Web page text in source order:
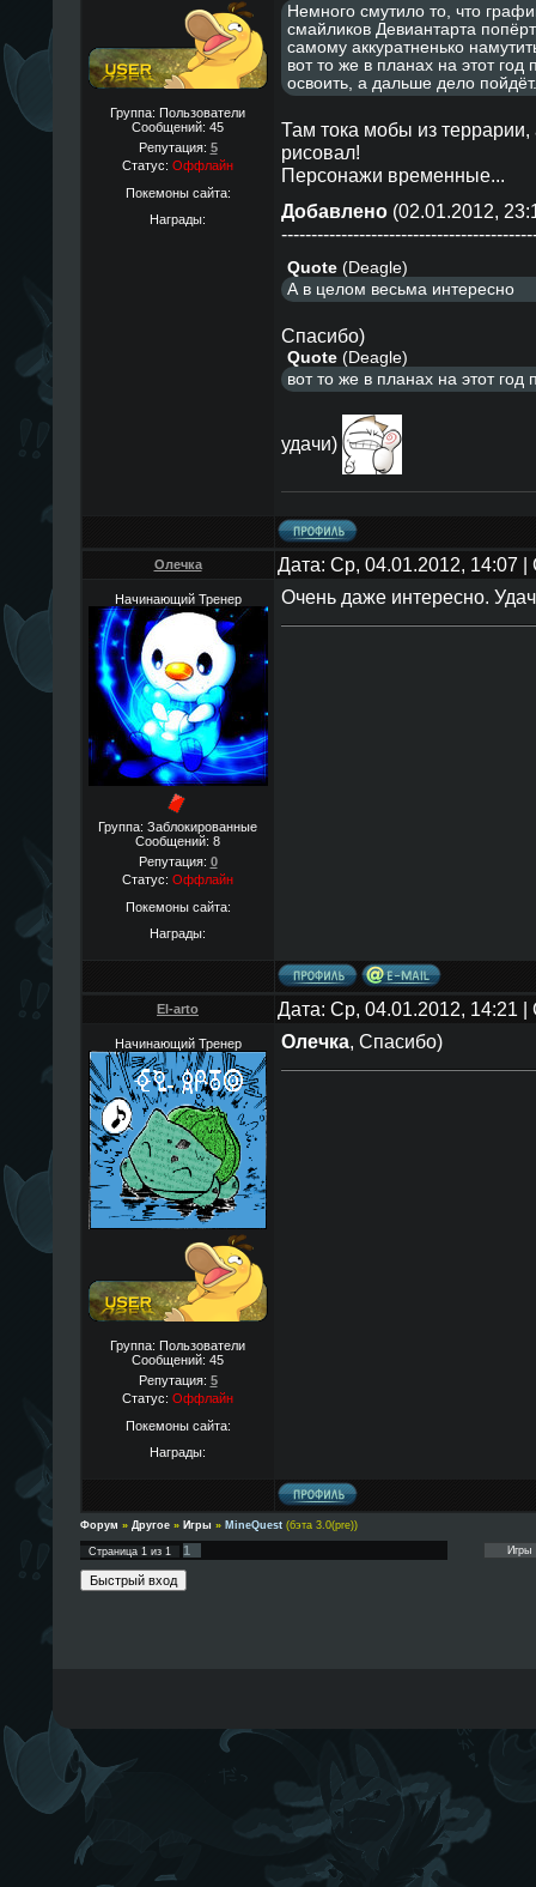
Группа: Пользователи
Сообщений: 45
Репутация: 5
Статус: Оффлайн
Покемоны сайта:
Награды:
Немного смутило то, что
смайликов Девиантарта
самому аккуратненько
вот то же в планах на этот год
освоить, а дальше дело пойдёт.
Там тока мобы из террарии,
рисовал!
Персонажи временные...
Добавлено(02.01.2012,
Quote(Deagle)
А в целом весьма интересно
Спасибо)
Quote(Deagle)
вот то же в планах на этот год
удачи)
Олечка Дата: Ср, 04.01.2012, 14:07
Начинающий Тренер
Группа: Заблокированные
Сообщений: 8
Репутация: 0
Статус: Оффлайн
Покемоны сайта:
Награды:
Очень даже интересно.
El-arto Дата: Ср, 04.01.2012, 14:21
Начинающий Тренер
Группа: Пользователи
Сообщений: 45
Репутация: 5
Статус: Оффлайн
Покемоны сайта:
Награды:
Олечка, Спасибо)
Форум » Другое » Игры » MineQuest (бэта 3.0(pre))
Страница 1из 1 1